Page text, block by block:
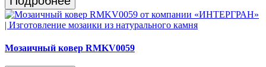
Мозаичный ковер RMKV0059